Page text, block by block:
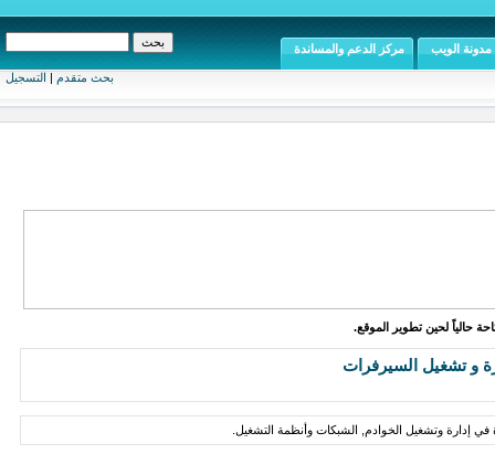
بحث متقدم | التسجيل
مدونة الويب مركز الدعم والمساندة
حالياً لحين تطوير الموقع.
و تشغيل السيرفرات
في إدارة وتشغيل الخوادم, الشبكات وأنظمة التشغيل.